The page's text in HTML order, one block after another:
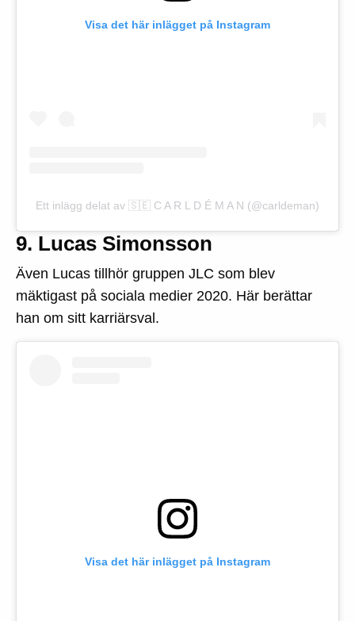
Visa det här inlägget på Instagram
Ett inlägg delat av 🇸🇪 C A R L D É M A N (@carldeman)
9. Lucas Simonsson
Även Lucas tillhör gruppen JLC som blev
mäktigast på sociala medier 2020. Här berättar
han om sitt karriärsval.
Visa det här inlägget på Instagram